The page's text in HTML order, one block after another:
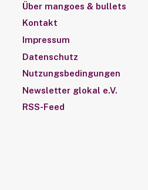
Über mangoes & bullets
Kontakt
Impressum
Datenschutz
Nutzungsbedingungen
Newsletter glokal e.V.
RSS-Feed